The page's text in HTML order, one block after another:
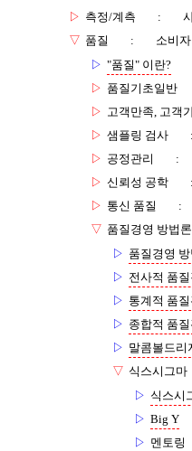
▷ 측정/계측 :
▽ 품질 :
소비
▷ "품질" 이란?
▷ 품질기초일반
▷ 고객만족, 고객
▷ 샘플링 검사
▷ 공정관리 :
▷ 신뢰성 공학
▷ 통신 품질 :
▽ 품질경영 방법론
▷ 품질경영
▷ 전사적 품
▷ 통계적 품
▷ 종합적 품
▷ 말콤볼드리
▽ 식스시그마
▷ 식스시
▷ Big Y
▷ 멘토링